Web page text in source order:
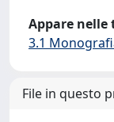
Appare nelle
3.1
File in questo